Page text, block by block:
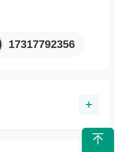
17317792356